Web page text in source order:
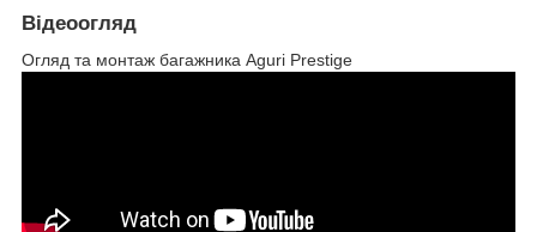
Відеоогляд
Огляд та монтаж багажника Aguri Prestige